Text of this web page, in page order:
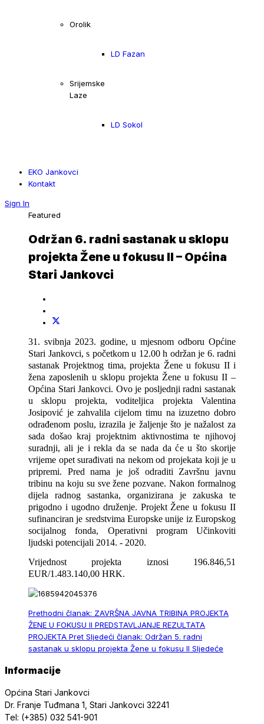
Orolik
LD Fazan
Srijemske
Laze
LD Sokol
EKO Jankovci
Kontakt
Sign In
Featured
Održan 6. radni sastanak u sklopu
projekta Žene u fokusu II – Općina
Stari Jankovci
31. svibnja 2023. godine, u mjesnom odboru Općine
Stari Jankovci, s početkom u 12.00 h održan je 6. radni
sastanak Projektnog tima, projekta Žene u fokusu II i
žena zaposlenih u sklopu projekta Žene u fokusu II –
Općina Stari Jankovci. Ovo je posljednji radni sastanak
u sklopu projekta, voditeljica projekta Valentina
Josipović je zahvalila cijelom timu na izuzetno dobro
odrađenom poslu, izrazila je žaljenje što je nažalost za
sada došao kraj projektnim aktivnostima te njihovoj
suradnji, ali je i rekla da se nada da će u što skorije
vrijeme opet surađivati na nekom od projekata koji je u
pripremi. Pred nama je još odraditi Završnu javnu
tribinu na koju su sve žene pozvane. Nakon formalnog
dijela radnog sastanka, organizirana je zakuska te
prigodno i ugodno druženje. Projekt Žene u fokusu II
sufinanciran je sredstvima Europske unije iz Europskog
socijalnog fonda, Operativni program Učinkoviti
ljudski potencijali 2014. - 2020.
Vrijednost projekta iznosi 196.846,51
EUR/1.483.140,00 HRK.
Prethodni članak: ZAVRŠNA JAVNA TRIBINA PROJEKTA
ŽENE U FOKUSU II PREDSTAVLJANJE REZULTATA
PROJEKTA Pret Sljedeći članak: Održan 5. radni
sastanak u sklopu projekta Žene u fokusu II Sljedeće
Informacije
Općina Stari Jankovci
Dr. Franje Tuđmana 1, Stari Jankovci 32241
Tel: (+385) 032 541-901